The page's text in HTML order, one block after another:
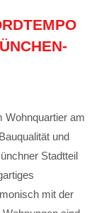
Wohnquartier am
und
Stadtteil
mit der